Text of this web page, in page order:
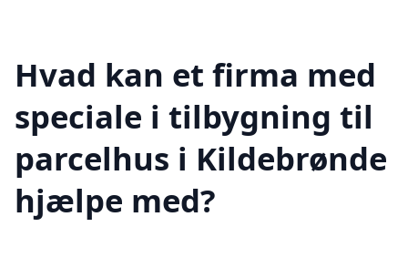
Hvad kan et firma med
speciale i tilbygning til
parcelhus i Kildebrønde
hjælpe med?